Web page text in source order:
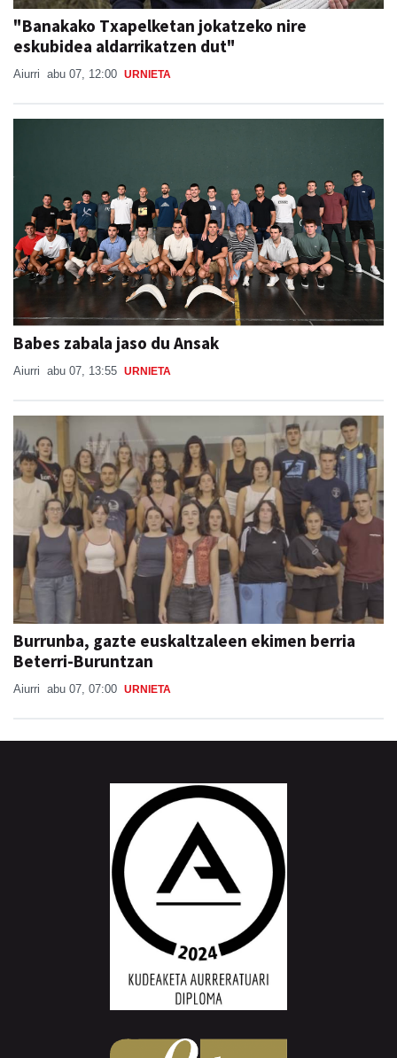
"Banakako Txapelketan jokatzeko nire
eskubidea aldarrikatzen dut"
Aiurri abu 07, 12:00 URNIETA
Babes zabala jaso du Ansak
Aiurri abu 07, 13:55 URNIETA
Burrunba, gazte euskaltzaleen ekimen berria
Beterri-Buruntzan
Aiurri abu 07, 07:00 URNIETA